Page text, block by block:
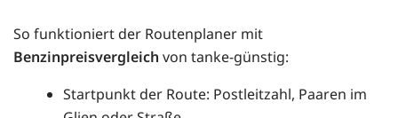
So funktioniert der Routenplaner mit
Benzinpreisvergleich von tanke-günstig:
Startpunkt der Route: Postleitzahl, Paaren im